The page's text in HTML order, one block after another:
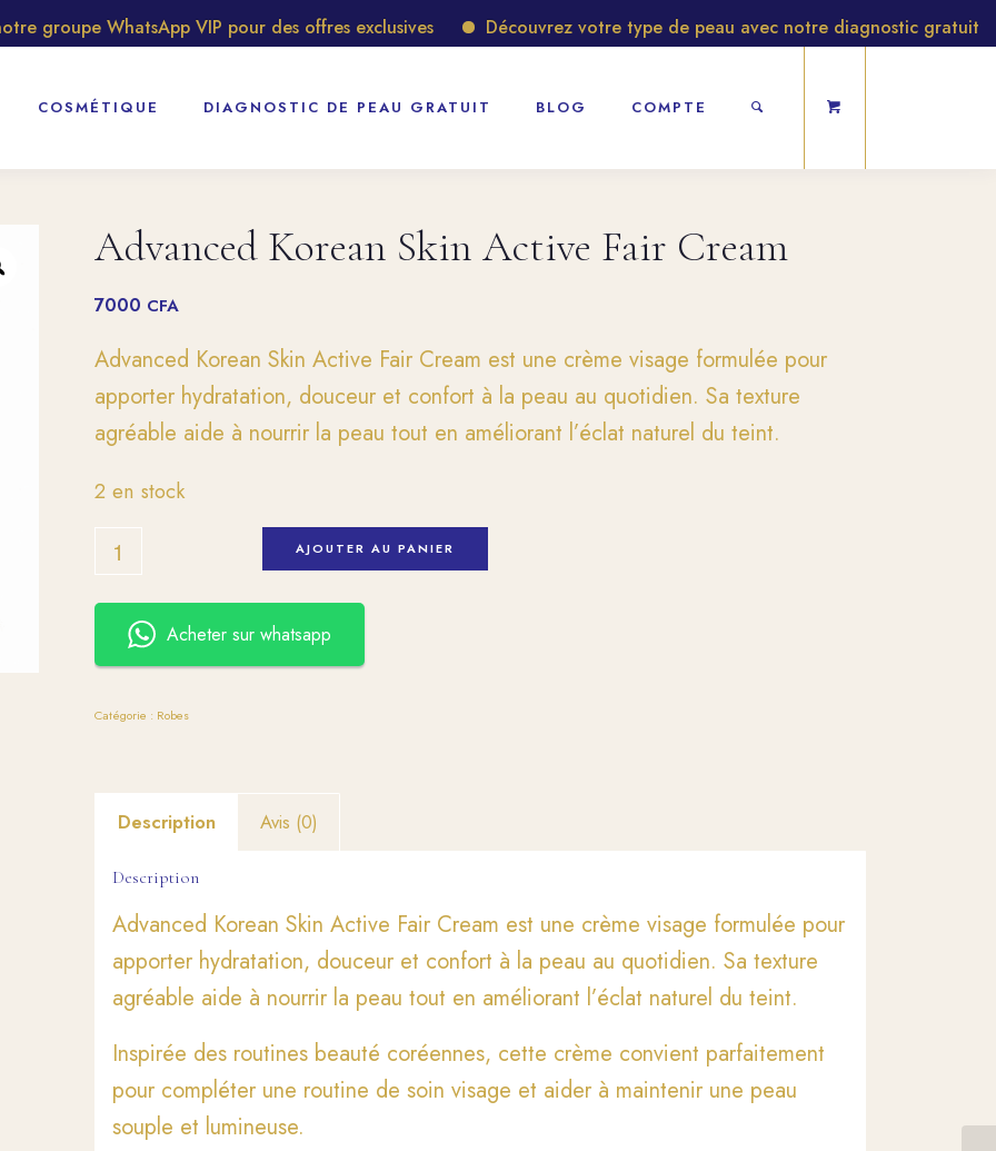
groupe WhatsApp VIP pour des offres exclusives Découvrez votre type de peau avec notre diagnostic gratuit
COSMÉTIQUE DIAGNOSTIC DE PEAU GRATUIT BLOG COMPTE
Advanced Korean Skin Active Fair Cream
7000 CFA
Advanced Korean Skin Active Fair Cream est une crème visage formulée pour
apporter hydratation, douceur et confort à la peau au quotidien. Sa texture
agréable aide à nourrir la peau tout en améliorant l’éclat naturel du teint.
2 en stock
AJOUTER AU PANIER
Acheter sur whatsapp
Catégorie : Robes
Description Avis (0)
Description
Advanced Korean Skin Active Fair Cream est une crème visage formulée pour
apporter hydratation, douceur et confort à la peau au quotidien. Sa texture
agréable aide à nourrir la peau tout en améliorant l’éclat naturel du teint.
Inspirée des routines beauté coréennes, cette crème convient parfaitement
pour compléter une routine de soin visage et aider à maintenir une peau
souple et lumineuse.